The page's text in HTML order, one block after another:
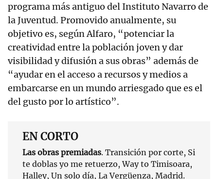
programa más antiguo del Instituto Navarro de
la Juventud. Promovido anualmente, su
objetivo es, según Alfaro, “potenciar la
creatividad entre la población joven y dar
visibilidad y difusión a sus obras” además de
“ayudar en el acceso a recursos y medios a
embarcarse en un mundo arriesgado que es el
del gusto por lo artístico”.
EN CORTO
Las obras premiadas. Transición por corte, Si
te doblas yo me retuerzo, Way to Timisoara,
Halley, Un solo día, La Vergüenza, Madrid.